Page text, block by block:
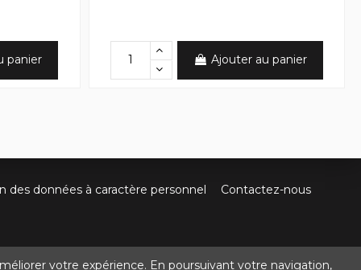
panier Ajouter au panier
des données à caractère personnel
Contactez-nous
votre expérience. En poursuivant votre navigation,